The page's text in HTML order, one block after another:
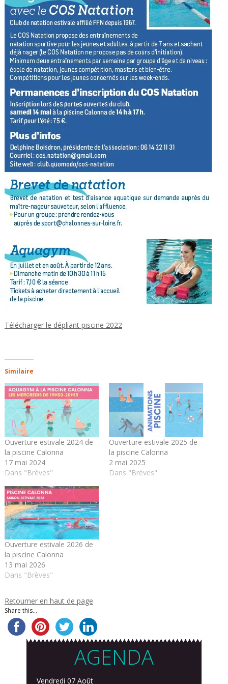
Télécharger le dépliant piscine 2022
Similaire
Ouverture estivale 2024 de
la piscine Calonna
17 mai 2024
Dans "Brèves"
Ouverture estivale 2025 de
la piscine Calonna
2 mai 2025
Dans "Brèves"
Ouverture estivale 2026 de
la piscine Calonna
13 mai 2026
Dans "Brèves"
Retourner en haut de page
Share this...
AGENDA
Vendredi 07 Août